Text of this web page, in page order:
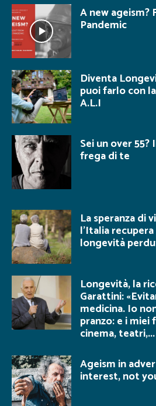
A new
Pandemic
Diventa
puoi farlo con
A.L.I
Sei un over
frega di te
La speranza di
l’Italia
longevità
Longevità, la
Garattini:
medicina. Io
pranzo: e i miei
cinema, teatri,...
Ageism in
interest, not